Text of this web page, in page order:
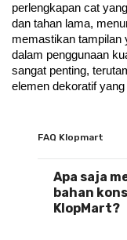
perlengkapan cat
dan tahan lama,
memastikan tampilan
dalam penggunaan
sangat penting,
elemen dekoratif
FAQ Klopmart
Apa saja
bahan
KlopMart?